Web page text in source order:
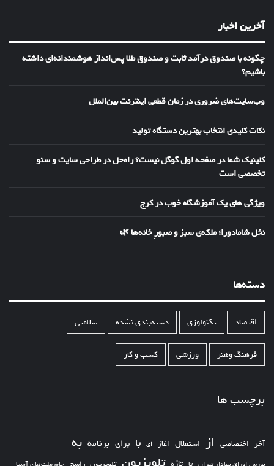
آخرین اخبار
چگونه با صندوق درآمد ثابت و صندوق طلا پس‌انداز هوشمندانه‌ای داشته
باشیم؟
وب‌سایت‌های ضروری در زمان قطعی اینترنت بین‌الملل
نکات کلیدی انتخاب بهترین دستگاه تولید
کلینیک شما در صفحه اول گوگل نیست؟ راه‌حل در طراحی سایت و سئو
تخصصی است
ویژگی های یک آموزشگاه خوب در کرج
نخل شامادورا؛ ملکه‌ی سبز و صبورِ خانه‌ها 🌿
دسته‌ها
اقتصاد تکنولوژی دسته‌بندی نشده سلامتی
فرهنگ وهنر ورزشی کسب و کار
برچسب ها
آخر اختصاصی از استقلال اغاز ای با برای برنامه به